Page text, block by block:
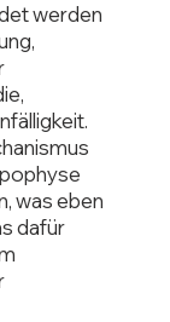
werden
was eben
dafür